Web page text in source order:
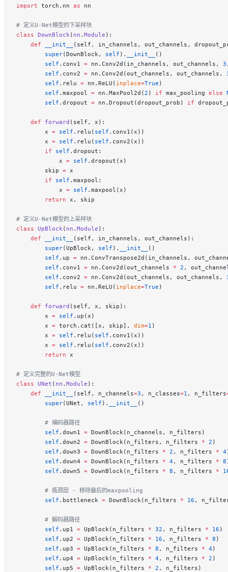
import torch.nn as nn
# 定义U-Net模型的下采样块
class DownBlock( nn . Module ):
    def
__init__
(self, in_channels, out_channels,
        super
(DownBlock, self ). __init__
()
        self
.conv1 = nn.Conv2d(in_channels, out_channels, 3
        self
.conv2 = nn.Conv2d(out_channels, out_channels,
        self
.relu = nn.ReLU( inplace=True )
        self
.maxpool = nn.MaxPool2d(2 ) if max_pooling else
        self
.dropout = nn.Dropout(dropout_prob) if
    def
forward (self, x):
        x
= self .relu( self .conv1(x))
        x
= self .relu( self .conv2(x))
        if
self .dropout:
            x
= self .dropout(x)
        skip
= x
        if
self .maxpool:
            x
= self .maxpool(x)
        return
x, skip
# 定义U-Net模型的上采样块
class UpBlock( nn . Module ):
    def
__init__
(self, in_channels, out_channels):
        super
(UpBlock, self ). __init__
()
        self
.up = nn.ConvTranspose2d(in_channels,
        self
.conv1 = nn.Conv2d(out_channels * 2 ,
        self
.conv2 = nn.Conv2d(out_channels, out_channels,
        self
.relu = nn.ReLU( inplace=True )
    def
forward (self, x, skip):
        x
= self .up(x)
        x
= torch.cat([x, skip], dim=1 )
        x
= self .relu( self .conv1(x))
        x
= self .relu( self .conv2(x))
        return
x
# 定义完整的U-Net模型
class UNet ( nn . Module ):
    def
__init__ (self, n_channels=3 , n_classes=1 , n_filters
        super
(UNet, self ). __init__ ()
        # 编码器路径
        self
.down1 = DownBlock(n_channels, n_filters)
        self
.down2 = DownBlock(n_filters, n_filters * 2 )
        self
.down3 = DownBlock(n_filters * 2 , n_filters * 4
        self
.down4 = DownBlock(n_filters * 4, n_filters * 8
        self
.down5 = DownBlock(n_filters * 8 , n_filters *
        # 瓶颈层 - 移除最后的maxpooling
        self
.bottleneck = DownBlock(n_filters * 16 ,
        # 解码器路径
        self
.up1 = UpBlock(n_filters * 32 , n_filters * 16 )
        self
.up2 = UpBlock(n_filters * 16 , n_filters * 8 )
        self
.up3 = UpBlock(n_filters * 8 , n_filters * 4)
        self
.up4 = UpBlock(n_filters * 4, n_filters * 2 )
        self
.up5 = UpBlock(n_filters * 2 , n_filters)